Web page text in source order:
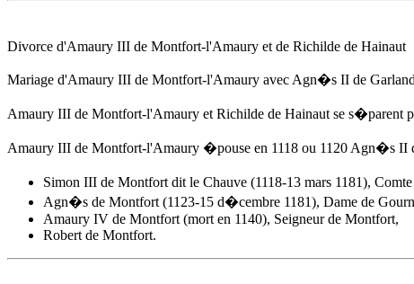
Divorce d'Amaury III de Montfort-l'Amaury et de Richilde de Hainaut
Mariage d'Amaury III de Montfort-l'Amaury avec Agn�s II de
Amaury III de Montfort-l'Amaury et Richilde de Hainaut se s�parent
Amaury III de Montfort-l'Amaury �pouse en 1118 ou 1120 Agn�s II
Simon III de Montfort dit le Chauve (1118-13 mars 1181),
Agn�s de Montfort (1123-15 d�cembre 1181), Dame de
Amaury IV de Montfort (mort en 1140), Seigneur de Montfort,
Robert de Montfort.